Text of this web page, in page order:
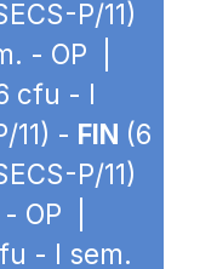
P/11)
- OP |
cfu - I
11) - FIN (6
P/11)
OP |
- I sem.